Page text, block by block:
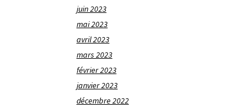
juin 2023
mai 2023
avril 2023
mars 2023
février 2023
janvier 2023
décembre 2022